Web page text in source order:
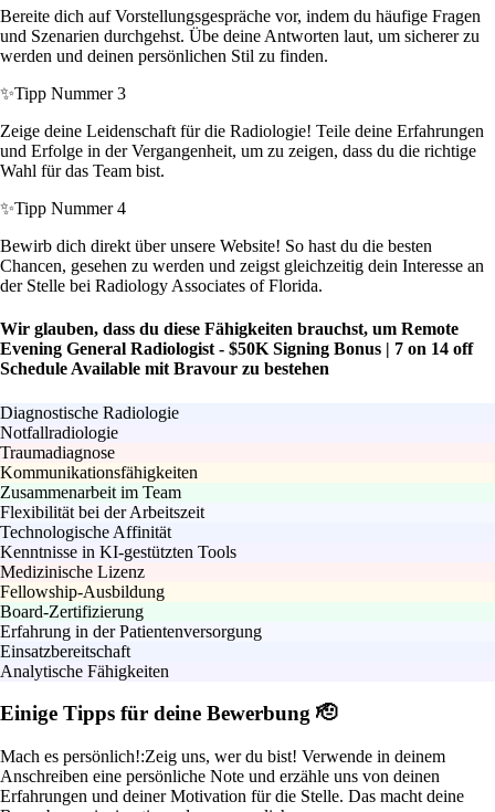
Bereite dich auf Vorstellungsgespräche vor, indem du häufige Fragen
und Szenarien durchgehst. Übe deine Antworten laut, um sicherer zu
werden und deinen persönlichen Stil zu finden.
✨Tipp Nummer 3
Zeige deine Leidenschaft für die Radiologie! Teile deine Erfahrungen
und Erfolge in der Vergangenheit, um zu zeigen, dass du die richtige
Wahl für das Team bist.
✨Tipp Nummer 4
Bewirb dich direkt über unsere Website! So hast du die besten
Chancen, gesehen zu werden und zeigst gleichzeitig dein Interesse an
der Stelle bei Radiology Associates of Florida.
Wir glauben, dass du diese Fähigkeiten brauchst, um Remote
Evening General Radiologist - $50K Signing Bonus | 7 on 14 off
Schedule Available mit Bravour zu bestehen
Diagnostische Radiologie
Notfallradiologie
Traumadiagnose
Kommunikationsfähigkeiten
Zusammenarbeit im Team
Flexibilität bei der Arbeitszeit
Technologische Affinität
Kenntnisse in KI-gestützten Tools
Medizinische Lizenz
Fellowship-Ausbildung
Board-Zertifizierung
Erfahrung in der Patientenversorgung
Einsatzbereitschaft
Analytische Fähigkeiten
Einige Tipps für deine Bewerbung 🫡
Mach es persönlich!:Zeig uns, wer du bist! Verwende in deinem
Anschreiben eine persönliche Note und erzähle uns von deinen
Erfahrungen und deiner Motivation für die Stelle. Das macht deine